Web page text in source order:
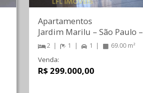
Apartamentos
Jardim Marilu – São Paulo –
2 1 1 69.00 m²
Venda:
R$ 299.000,00